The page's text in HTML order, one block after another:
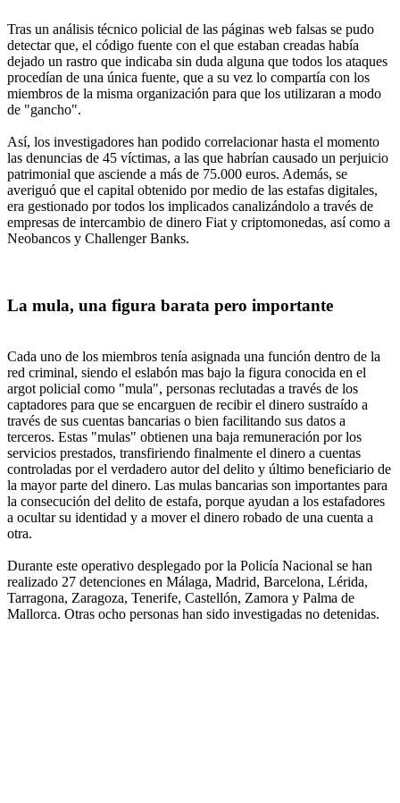
Tras un análisis técnico policial de las páginas web falsas se pudo
detectar que, el código fuente con el que estaban creadas había
dejado un rastro que indicaba sin duda alguna que todos los ataques
procedían de una única fuente, que a su vez lo compartía con los
miembros de la misma organización para que los utilizaran a modo
de "gancho".
Así, los investigadores han podido correlacionar hasta el momento
las denuncias de 45 víctimas, a las que habrían causado un perjuicio
patrimonial que asciende a más de 75.000 euros. Además, se
averiguó que el capital obtenido por medio de las estafas digitales,
era gestionado por todos los implicados canalizándolo a través de
empresas de intercambio de dinero Fiat y criptomonedas, así como a
Neobancos y Challenger Banks.
La mula, una figura barata pero importante
Cada uno de los miembros tenía asignada una función dentro de la
red criminal, siendo el eslabón mas bajo la figura conocida en el
argot policial como "mula", personas reclutadas a través de los
captadores para que se encarguen de recibir el dinero sustraído a
través de sus cuentas bancarias o bien facilitando sus datos a
terceros. Estas "mulas" obtienen una baja remuneración por los
servicios prestados, transfiriendo finalmente el dinero a cuentas
controladas por el verdadero autor del delito y último beneficiario de
la mayor parte del dinero. Las mulas bancarias son importantes para
la consecución del delito de estafa, porque ayudan a los estafadores
a ocultar su identidad y a mover el dinero robado de una cuenta a
otra.
Durante este operativo desplegado por la Policía Nacional se han
realizado 27 detenciones en Málaga, Madrid, Barcelona, Lérida,
Tarragona, Zaragoza, Tenerife, Castellón, Zamora y Palma de
Mallorca. Otras ocho personas han sido investigadas no detenidas.